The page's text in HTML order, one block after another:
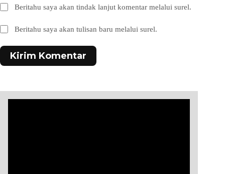
Beritahu saya akan tindak lanjut komentar melalui surel.
Beritahu saya akan tulisan baru melalui surel.
Kirim Komentar